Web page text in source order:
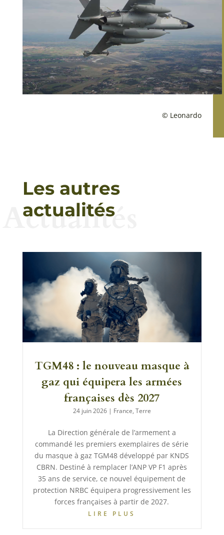
© Leonardo
Les autres
actualités
Actualités
TGM48 : le nouveau masque à
gaz qui équipera les armées
françaises dès 2027
24 juin 2026| France, Terre
La Direction générale de l’armement a
commandé les premiers exemplaires de série
du masque à gaz TGM48 développé par KNDS
CBRN. Destiné à remplacer l’ANP VP F1 après
35 ans de service, ce nouvel équipement de
protection NRBC équipera progressivement les
forces françaises à partir de 2027.
LIRE PLUS